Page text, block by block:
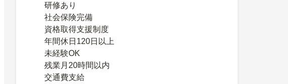
研修あり
社会保険完備
資格取得支援制度
年間休日120日以上
未経験OK
残業月20時間以内
交通費支給